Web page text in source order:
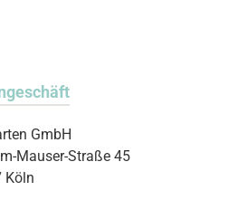
GmbH
Mauser-Straße 45
Köln